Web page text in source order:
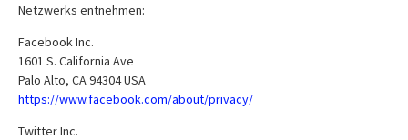
Netzwerks entnehmen:
Facebook Inc.
1601 S. California Ave
Palo Alto, CA 94304 USA
https://www.facebook.com/about/privacy/
Twitter Inc.